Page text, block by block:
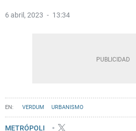
6 abril, 2023 13:34
VERDUM URBANISMO
METRÓPOLI